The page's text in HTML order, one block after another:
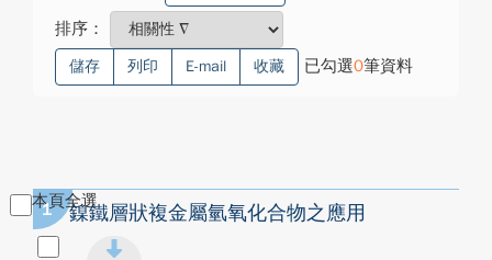
排序：
儲存 列印 E-mail 收藏 已勾選0筆資料
本頁全選
1 鎳鐵層狀複金屬氫氧化合物之應用